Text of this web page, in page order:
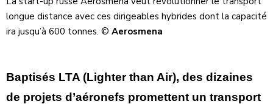
longue distance avec ces dirigeables hybrides dont la capacité
ira jusqu’à 600 tonnes. © Aerosmena
Baptisés LTA (Lighter than Air), des dizaines
de projets d’aéronefs promettent un transport